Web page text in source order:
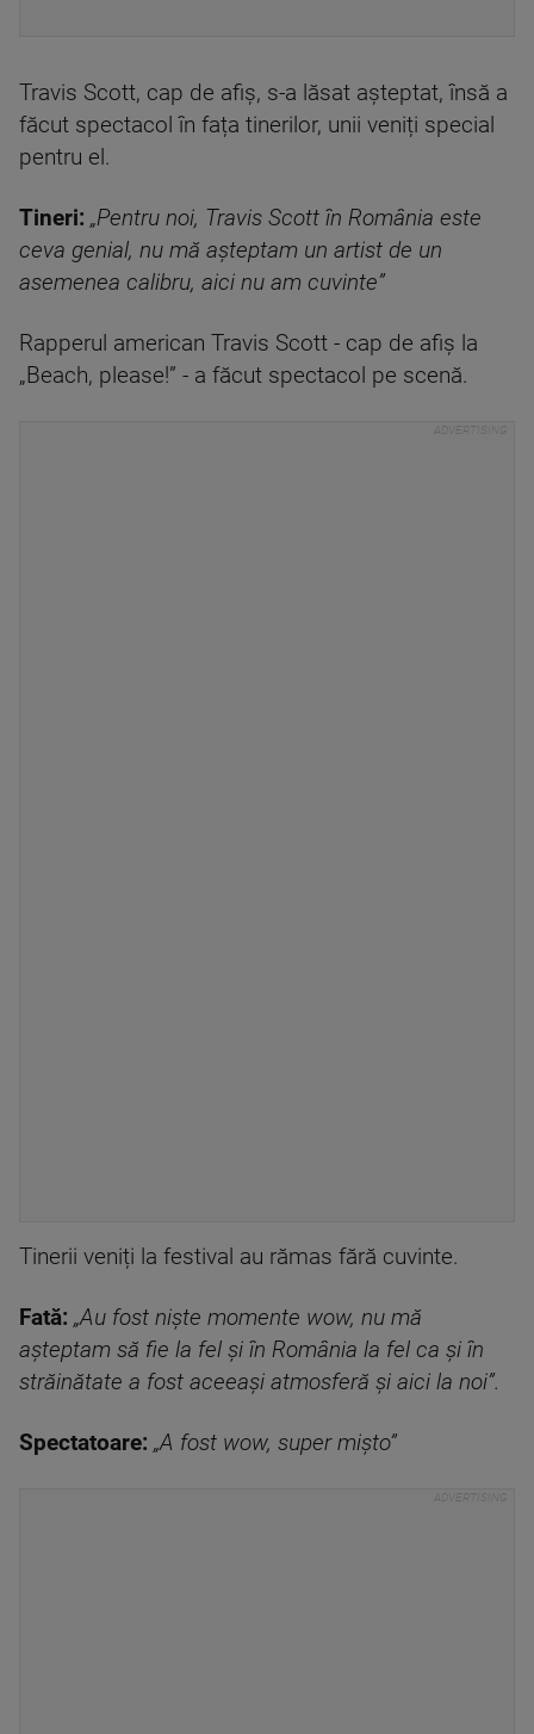
Travis Scott, cap de afiș, s-a lăsat așteptat, însă a
făcut spectacol în fața tinerilor, unii veniți special
pentru el.
Tineri: „Pentru noi, Travis Scott în România este
ceva genial, nu mă așteptam un artist de un
asemenea calibru, aici nu am cuvinte”
Rapperul american Travis Scott - cap de afiș la
„Beach, please!” - a făcut spectacol pe scenă.
Tinerii veniți la festival au rămas fără cuvinte.
Fată: „Au fost niște momente wow, nu mă
așteptam să fie la fel și în România la fel ca și în
străinătate a fost aceeași atmosferă și aici la noi”.
Spectatoare: „A fost wow, super mișto”